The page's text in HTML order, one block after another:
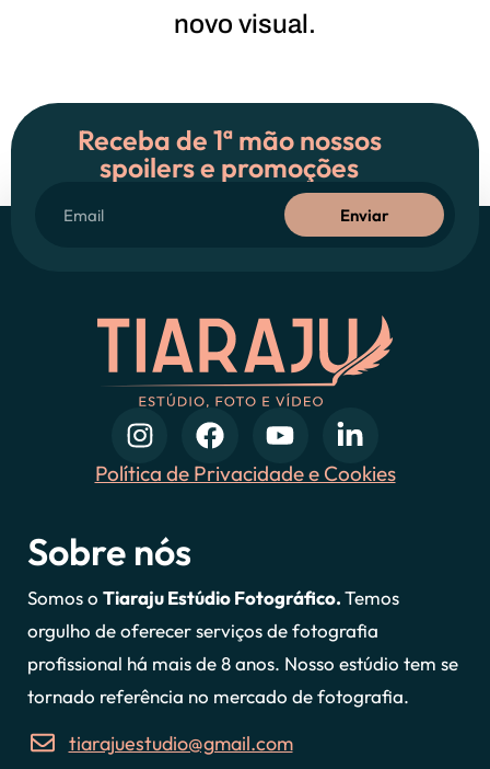
novo visual.
Receba de 1ª mão nossos
spoilers e promoções
Enviar
Política de Privacidade e Cookies
Sobre nós
Somos o Tiaraju Estúdio Fotográfico.Temos
orgulho de oferecer serviços de fotografia
profissional há mais de 8 anos. Nosso estúdio tem se
tornado referência no mercado de fotografia.
tiarajuestudio@gmail.com